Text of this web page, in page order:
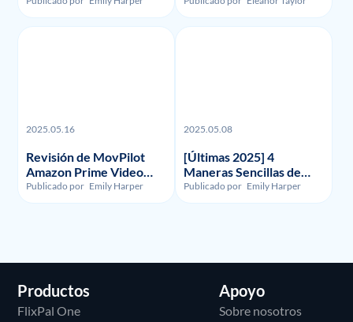
FuboTV?
Reseñados y
Comparados
2025.05.16
Revisión de MovPilot
Amazon Prime Video
Downloader - Ilegalidad,
Uso y Precio
Publicado por Emily Harper
2025.05.08
[Últimas 2025] 4
Maneras Sencillas de
Grabar la Pantalla en
HBO Max
Publicado por Emily Harper
Productos
FlixPal One
Apoyo
Sobre nosotros